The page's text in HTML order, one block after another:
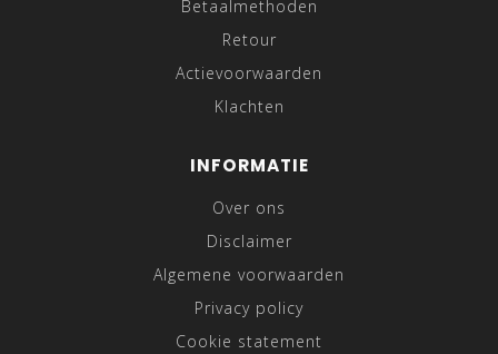
Betaalmethoden
Retour
Actievoorwaarden
Klachten
INFORMATIE
Over ons
Disclaimer
Algemene voorwaarden
Privacy policy
Cookie statement